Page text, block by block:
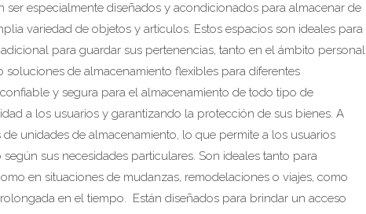
ser especialmente diseñados y acondicionados para almacenar de
variedad de objetos y artículos. Estos espacios son ideales para
para guardar sus pertenencias, tanto en el ámbito personal
de almacenamiento flexibles para diferentes
y segura para el almacenamiento de todo tipo de
a los usuarios y garantizando la protección de sus bienes. A
unidades de almacenamiento, lo que permite a los usuarios
sus necesidades particulares. Son ideales tanto para
en situaciones de mudanzas, remodelaciones o viajes, como
en el tiempo. Están diseñados para brindar un acceso